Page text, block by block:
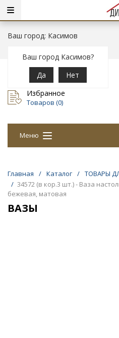
Ваш город: Касимов
Ваш город Касимов?
Да
Нет
Избранное
Товаров (0)
Меню
Главная / Каталог / ТОВАРЫ
/ 34572 (в кор.3 шт.) - Ваза
бежевая, матовая
ВАЗЫ